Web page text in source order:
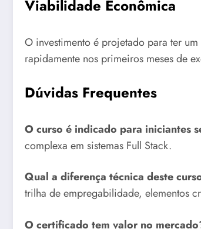
Viabilidade Econômica
O investimento é projetado para ter
rapidamente nos primeiros meses de
Dúvidas Frequentes
O curso é indicado para iniciantes
complexa em sistemas Full Stack.
Qual a diferença técnica deste
trilha de empregabilidade, elementos
O certificado tem valor no